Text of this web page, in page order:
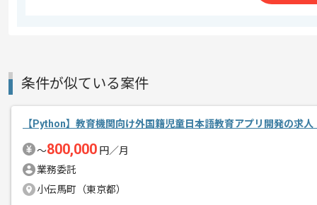
その他募集要項
商談回数
1回
条件が似ている案件
【Python】教育機関向け外国籍児童日本語教育アプリ開発の求人
〜800,000 円／月
業務委託
小伝馬町（東京都）